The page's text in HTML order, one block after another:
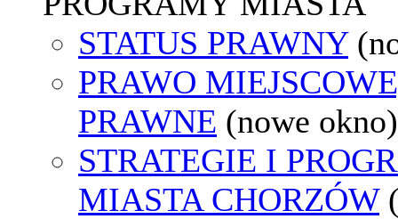
STATUS PRAWNY
PRAWO
PRAWNE (nowe okno)
STRATEGIE I
MIASTA CHORZÓW